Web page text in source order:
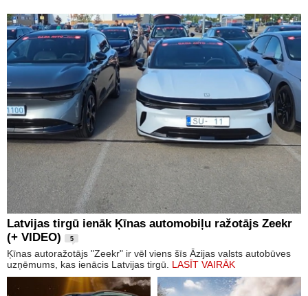
Latvijas tirgū ienāk Ķīnas automobiļu ražotājs Zeekr
(+ VIDEO)
5
Ķīnas autoražotājs "Zeekr" ir vēl viens šīs Āzijas valsts autobūves
uzņēmums, kas ienācis Latvijas tirgū. LASĪT VAIRĀK